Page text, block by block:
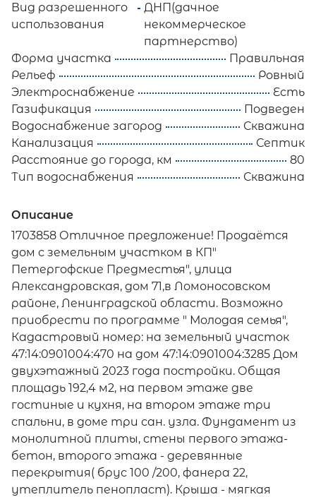
Вид разрешенного
использования
ДНП(дачное
некоммерческое
партнерство)
Форма участка
Правильная
Рельеф
Ровный
Электроснабжение
Есть
Газификация
Подведен
Водоснабжение загород
Скважина
Канализация
Септик
Расстояние до города, км
80
Тип водоснабжения
Скважина
Описание
1703858 Отличное предложение! Продаётся
дом с земельным участком в КП"
Петергофские Предместья", улица
Александровская, дом 71,в Ломоносовском
районе, Ленинградской области. Возможно
приобрести по программе " Молодая семья",
Кадастровый номер: на земельный участок
47:14:0901004:470 на дом 47:14:0901004:3285 Дом
двухэтажный 2023 года постройки. Общая
площадь 192,4 м2, на первом этаже две
гостиные и кухня, на втором этаже три
спальни, в доме три сан. узла. Фундамент из
монолитной плиты, стены первого этажа-
бетон, второго этажа - деревянные
перекрытия( брус 100 /200, фанера 22,
утеплитель пенопласт). Крыша - мягкая